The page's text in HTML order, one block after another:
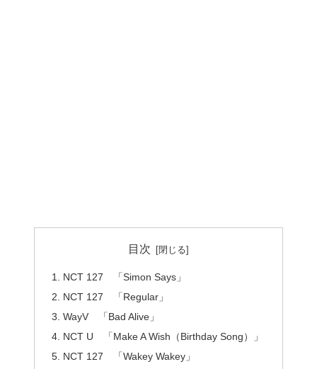
目次
NCT 127 「Simon Says」
NCT 127 「Regular」
WayV 「Bad Alive」
NCT U 「Make A Wish（Birthday Song）」
NCT 127 「Wakey Wakey」